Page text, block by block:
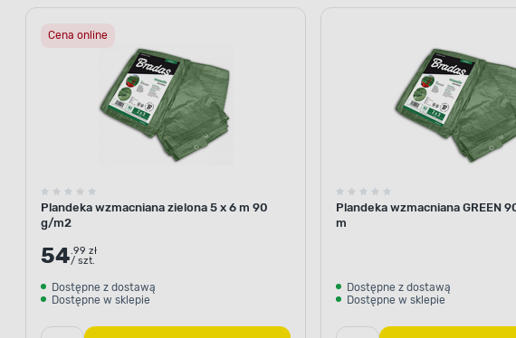
Cena online
Plandeka wzmacniana zielona 5 x 6 m 90
g/m2
54.99 zł
/ szt.
Dostępne z dostawą
Dostępne w sklepie
Plandeka wzmacniana GREEN
m
Dostępne z dostawą
Dostępne w sklepie